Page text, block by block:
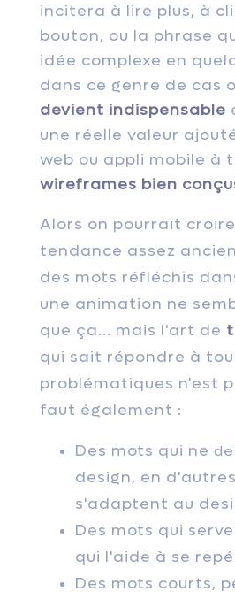
incitera à lire plus, à
bouton, ou la phrase
idée complexe en
dans ce genre de cas
devient indispensable
une réelle valeur
web ou appli mobile à
wireframes bien
Alors on pourrait
tendance assez
des mots réfléchis
une animation ne
que ça... mais l'art de
qui sait répondre à
problématiques n'est
faut également :
Des mots qui ne
design, en
s'adaptent au
Des mots qui
qui l'aide à se
Des mots courts,